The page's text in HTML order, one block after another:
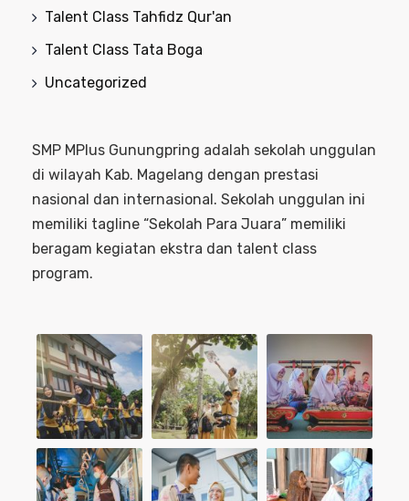
Talent Class Tahfidz Qur'an
Talent Class Tata Boga
Uncategorized
SMP MPlus Gunungpring adalah sekolah unggulan
di wilayah Kab. Magelang dengan prestasi
nasional dan internasional. Sekolah unggulan ini
memiliki tagline “Sekolah Para Juara” memiliki
beragam kegiatan ekstra dan talent class
program.